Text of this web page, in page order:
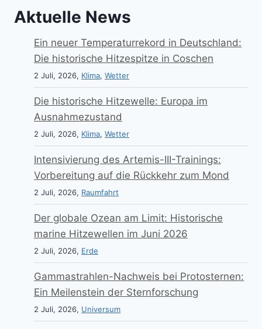
Aktuelle News
Ein neuer Temperaturrekord in Deutschland:
Die historische Hitzespitze in Coschen
2 Juli, 2026, Klima, Wetter
Die historische Hitzewelle: Europa im
Ausnahmezustand
2 Juli, 2026, Klima, Wetter
Intensivierung des Artemis-III-Trainings:
Vorbereitung auf die Rückkehr zum Mond
2 Juli, 2026, Raumfahrt
Der globale Ozean am Limit: Historische
marine Hitzewellen im Juni 2026
2 Juli, 2026, Erde
Gammastrahlen-Nachweis bei Protosternen:
Ein Meilenstein der Sternforschung
2 Juli, 2026, Universum